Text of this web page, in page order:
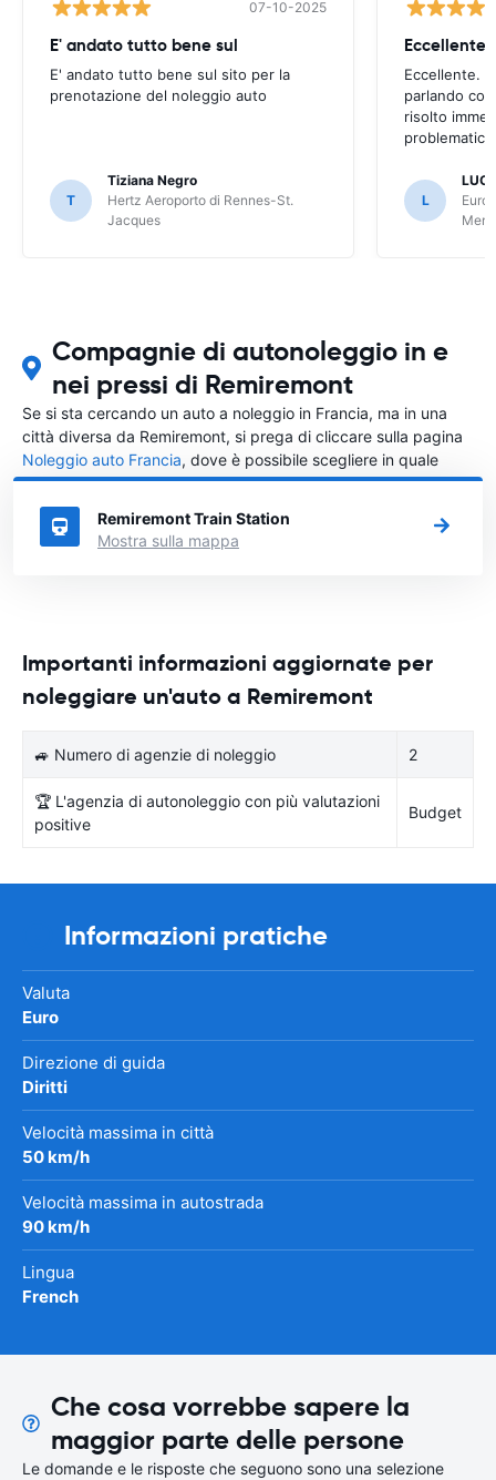
07-10-2025
E' andato tutto bene sul
E' andato tutto bene sul sito per la
prenotazione del noleggio auto
T
Tiziana Negro
Hertz Aeroporto di Rennes-St.
Jacques
Eccellente.
parlando
risolto
L
Compagnie di autonoleggio in e
nei pressi di Remiremont
Se si sta cercando un auto a noleggio in Francia, ma in una
città diversa da Remiremont, si prega di cliccare sulla pagina
Noleggio auto Francia, dove è possibile scegliere in quale
città in Francia si vuole noleggiare l'auto.
Remiremont Train Station
Mostra sulla mappa
Importanti informazioni aggiornate per
noleggiare un'auto a Remiremont
🚙 Numero di agenzie di noleggio 2
🏆 L'agenzia di autonoleggio con più valutazioni
positive
Budget
Informazioni pratiche
Valuta
Euro
Direzione di guida
Diritti
Velocità massima in città
50 km/h
Velocità massima in autostrada
90 km/h
Lingua
French
Che cosa vorrebbe sapere la
maggior parte delle persone
Le domande e le risposte che seguono sono una selezione